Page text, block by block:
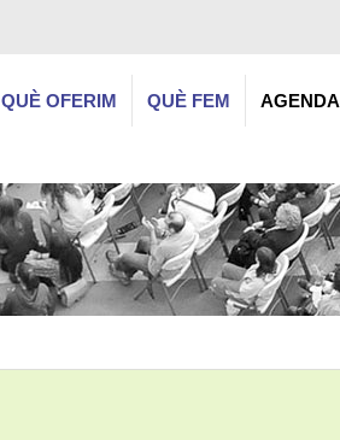
QUÈ OFERIM QUÈ FEM AGENDA